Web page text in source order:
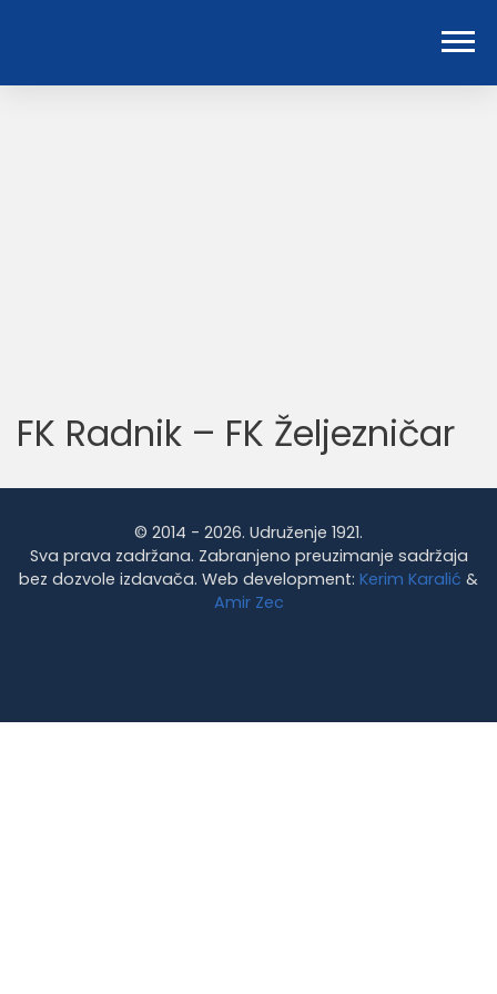
FK Radnik – FK Željezničar
© 2014 - 2026. Udruženje 1921.
Sva prava zadržana. Zabranjeno preuzimanje sadržaja
bez dozvole izdavača. Web development: Kerim Karalić &
Amir Zec